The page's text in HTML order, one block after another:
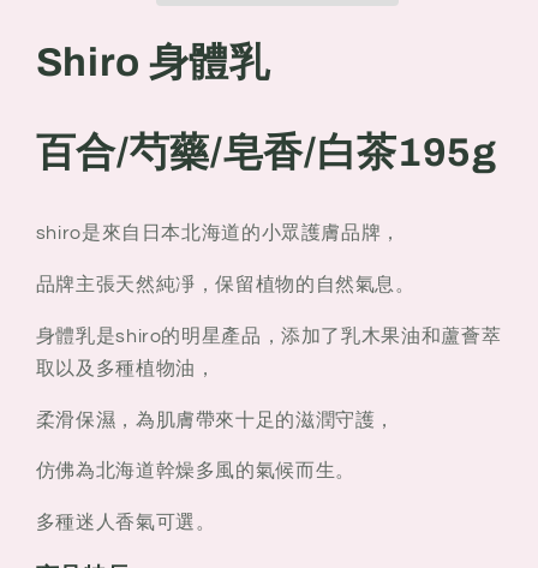
新
版
合/
芍
皂
白
茶
195g
新
版
合/
芍
皂
白
茶
195g
Shiro 身體乳
百合/芍藥/皂香/白茶195g
shiro是來自日本北海道的小眾護膚品牌，
品牌主張天然純凈，保留植物的自然氣息。
身體乳是shiro的明星產品，添加了乳木果油和蘆薈萃
取以及多種植物油，
柔滑保濕，為肌膚帶來十足的滋潤守護，
仿佛為北海道幹燥多風的氣候而生。
多種迷人香氣可選。